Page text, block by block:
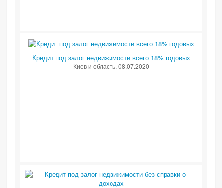
Кредит под залог недвижимости всего 18% годовых
Киев и область, 08.07.2020